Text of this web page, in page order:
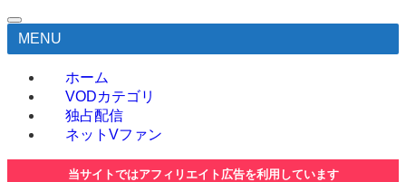
MENU
ホーム
VODカテゴリ
独占配信
ネットVファン
当サイトではアフィリエイト広告を利用しています